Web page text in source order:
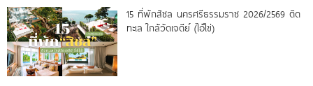
15 ที่พักสิชล นครศรีธรรมราช 2026/2569 ติด
ทะเล ใกล้วัดเจดีย์ (ไอ้ไข่)